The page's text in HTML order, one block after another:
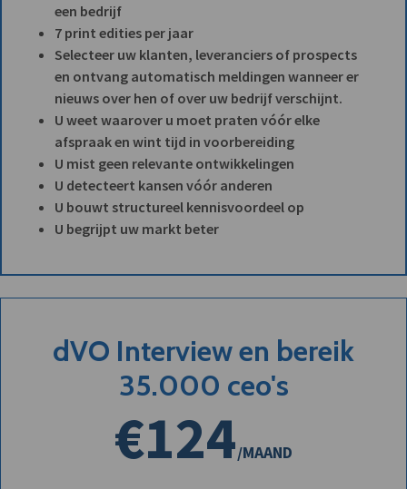
een bedrijf
7 print edities per jaar
Selecteer uw klanten, leveranciers of prospects
en ontvang automatisch meldingen wanneer er
nieuws over hen of over uw bedrijf verschijnt.
U weet waarover u moet praten vóór elke
afspraak en wint tijd in voorbereiding
U mist geen relevante ontwikkelingen
U detecteert kansen vóór anderen
U bouwt structureel kennisvoordeel op
U begrijpt uw markt beter
dVO Interview en bereik
35.000 ceo's
€124/MAAND